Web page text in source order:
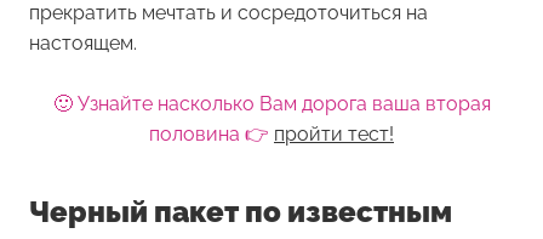
прекратить мечтать и сосредоточиться на
настоящем.
🙂 Узнайте насколько Вам дорога ваша вторая
половина 👉 пройти тест!
Черный пакет по известным